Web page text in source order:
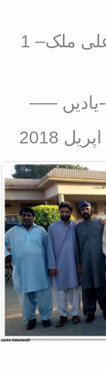
رھے نام اللہ کا-بشکریہ-منورعلی ملک– 1
—–
2018